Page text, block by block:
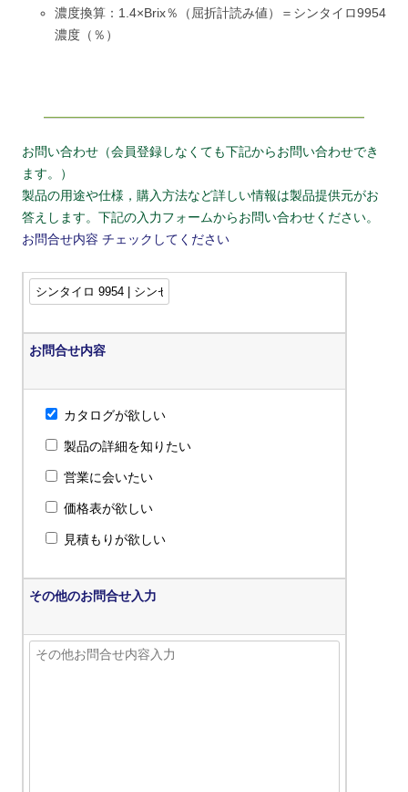
濃度換算：1.4×Brix％（屈折計読み値）＝シンタイロ9954
濃度（％）
お問い合わせ（会員登録しなくても下記からお問い合わせでき
ます。）
製品の用途や仕様，購入方法など詳しい情報は製品提供元がお
答えします。下記の入力フォームからお問い合わせください。
お問合せ内容 チェックしてください
お問合せ内容
カタログが欲しい
製品の詳細を知りたい
営業に会いたい
価格表が欲しい
見積もりが欲しい
その他のお問合せ入力